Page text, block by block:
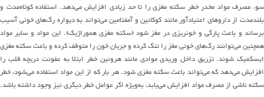
سوء مصرف مواد مخدر خطر سکته مغزی را تا حد زیادی افزایشمیدهد. استفادهکوتاهمدت و
بلندمدت از داروهای اعتیادآور مانند کوکائین و آمفتامینمیتواندبه دیوارهرگهایخونی آسیب
برساند و باعث پارگی و خونریزی در مغز شود(سکته مغزی هموراژیک). این موادو سایرمواد
همچنینمیتوانندرگهایخونی مغز را تنگ کرده و جریان خون را متوقف کرده و باعث سکته مغزی
ایسکمیک شوند.تزریق داخل وریدیموادی مانند هروئین خطر ابتلا به عفونت دریچه قلب را
افزایشمیدهدکهمیتواندباعث سکته مغزی شود.هر بار که ازاین مواداستفادهمیشود، خطر
سکته ناشی از مصرفموادافزایشمییابد،بهویژهاگر عوامل خطر دیگرینیزوجود داشته باشد.